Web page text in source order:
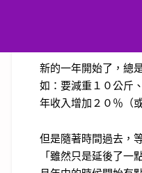
新的一年開始了，總
如：要減重１０公斤
年收入增加２０％（
但是隨著時間過去，
「雖然只是延後了一